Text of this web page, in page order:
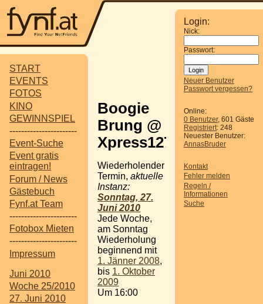
START
EVENTS
FOTOS
KINO
GEWINNSPIEL
-----------------------
Event-Suche
Event gratis
eintragen!
Forum / News
Gästebuch
Fynf.at Team
-----------------------
Fotobox Mieten
-----------------------
Impressum
Juni 2010
Woche 25/2010
27. Juni 2010
Login:
Nick:
Passwort:
Neuer Benutzer
Passwort vergessen?
Online:
0 Benutzer, 601 Gäste
Registriert: 248
Neuester Benutzer:
AnnasBruder
Kontakt
Fehler melden
Regeln /
Informationen
Suche
Boogie
Brung @
Xpress127
Wiederholender
Termin, aktuelle
Instanz:
Sonntag, 27.
Juni 2010
Jede Woche,
am Sonntag
Wiederholung
beginnend mit
1. Jänner 2008,
bis 1. Oktober
2009
Um 16:00